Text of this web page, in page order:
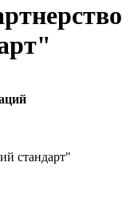
стандарт"